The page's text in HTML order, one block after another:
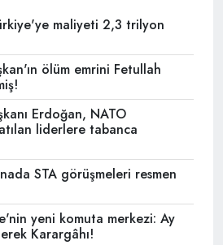
maliyeti 2,3 trilyon
ölüm emrini Fetullah
Erdoğan, NATO
liderlere tabanca
STA görüşmeleri resmen
yeni komuta merkezi: Ay
Karargâhı!